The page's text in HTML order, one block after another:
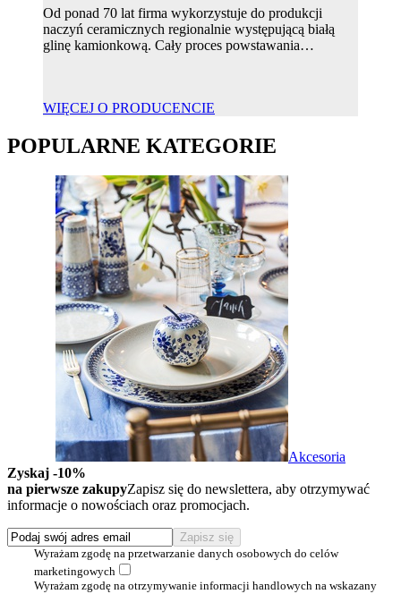
Od ponad 70 lat firma wykorzystuje do produkcji
naczyń ceramicznych regionalnie występującą białą
glinę kamionkową. Cały proces powstawania…
WIĘCEJ O PRODUCENCIE
POPULARNE KATEGORIE
Akcesoria
Zyskaj -10%
na pierwsze zakupyZapisz się do newslettera, aby otrzymywać
informacje o nowościach oraz promocjach.
Wyrażam zgodę na przetwarzanie danych osobowych do celów
marketingowych
Wyrażam zgodę na otrzymywanie informacji handlowych na wskazany